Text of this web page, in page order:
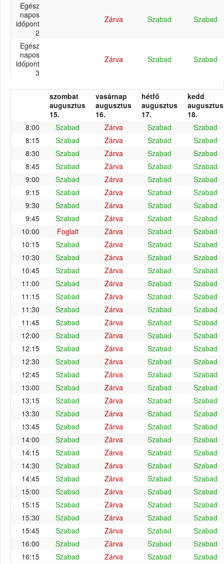
Egész
napos
időpont
2
Zárva Szabad Szabad
Egész
napos
időpont
3
Zárva Szabad Szabad
szombat
augusztus
15.
vasárnap
augusztus
16.
hétfő
augusztus
17.
kedd
augusztus
18.
8:00
Szabad Zárva Szabad
Szabad
8:15
Szabad Zárva Szabad
Szabad
8:30
Szabad Zárva Szabad
Szabad
8:45
Szabad Zárva Szabad
Szabad
9:00
Szabad Zárva Szabad
Szabad
9:15
Szabad Zárva Szabad
Szabad
9:30
Szabad Zárva Szabad
Szabad
9:45
Szabad Zárva Szabad
Szabad
10:00
Foglalt Zárva Szabad
Szabad
10:15
Szabad Zárva Szabad
Szabad
10:30
Szabad Zárva Szabad
Szabad
10:45
Szabad Zárva Szabad
Szabad
11:00
Szabad Zárva Szabad
Szabad
11:15
Szabad Zárva Szabad
Szabad
11:30
Szabad Zárva Szabad
Szabad
11:45
Szabad Zárva Szabad
Szabad
12:00
Szabad Zárva Szabad
Szabad
12:15
Szabad Zárva Szabad
Szabad
12:30
Szabad Zárva Szabad
Szabad
12:45
Szabad Zárva Szabad
Szabad
13:00
Szabad Zárva Szabad
Szabad
13:15
Szabad Zárva Szabad
Szabad
13:30
Szabad Zárva Szabad
Szabad
13:45
Szabad Zárva Szabad
Szabad
14:00
Szabad Zárva Szabad
Szabad
14:15
Szabad Zárva Szabad
Szabad
14:30
Szabad Zárva Szabad
Szabad
14:45
Szabad Zárva Szabad
Szabad
15:00
Szabad Zárva Szabad
Szabad
15:15
Szabad Zárva Szabad
Szabad
15:30
Szabad Zárva Szabad
Szabad
15:45
Szabad Zárva Szabad
Szabad
16:00
Szabad Zárva Szabad
Szabad
16:15
Szabad Zárva Szabad Szabad